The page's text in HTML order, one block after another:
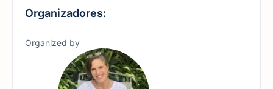
Organizadores:
Organized by